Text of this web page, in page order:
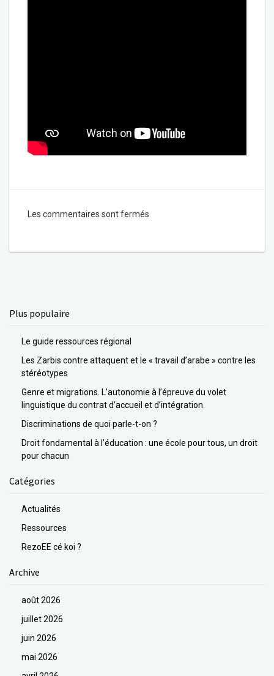
Les commentaires sont fermés
Plus populaire
Le guide ressources régional
Les Zarbis contre attaquent et le « travail d’arabe » contre les
stéréotypes
Genre et migrations. L’autonomie à l’épreuve du volet
linguistique du contrat d’accueil et d’intégration.
Discriminations de quoi parle-t-on ?
Droit fondamental à l’éducation : une école pour tous, un droit
pour chacun
Catégories
Actualités
Ressources
RezoEE cé koi ?
Archive
août 2026
juillet 2026
juin 2026
mai 2026